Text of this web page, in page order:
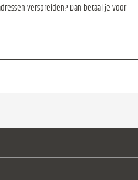
verspreiden? Dan betaal je voor